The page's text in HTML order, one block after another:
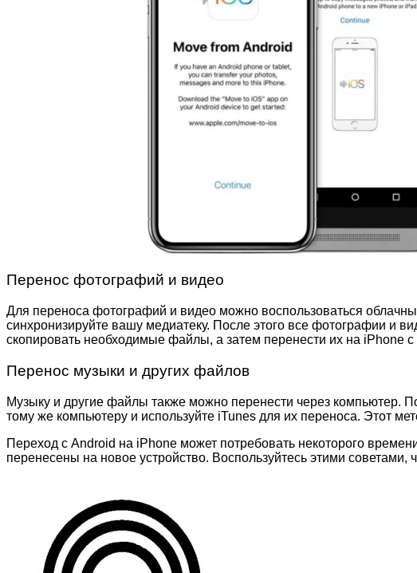
Перенос фотографий и видео
Для переноса фотографий и видео можно воспользоваться
синхронизируйте вашу медиатеку. После этого все фотографии и
скопировать необходимые файлы, а затем перенести их на iPhone
Перенос музыки и других файлов
Музыку и другие файлы также можно перенести через компьютер.
тому же компьютеру и используйте iTunes для их переноса. Этот
Переход с Android на iPhone может потребовать некоторого
перенесены на новое устройство. Воспользуйтесь этими